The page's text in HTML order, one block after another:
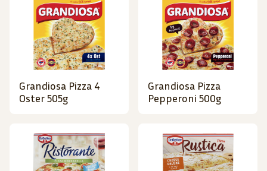
Grandiosa Pizza 4
Oster 505g
Grandiosa Pizza
Pepperoni 500g